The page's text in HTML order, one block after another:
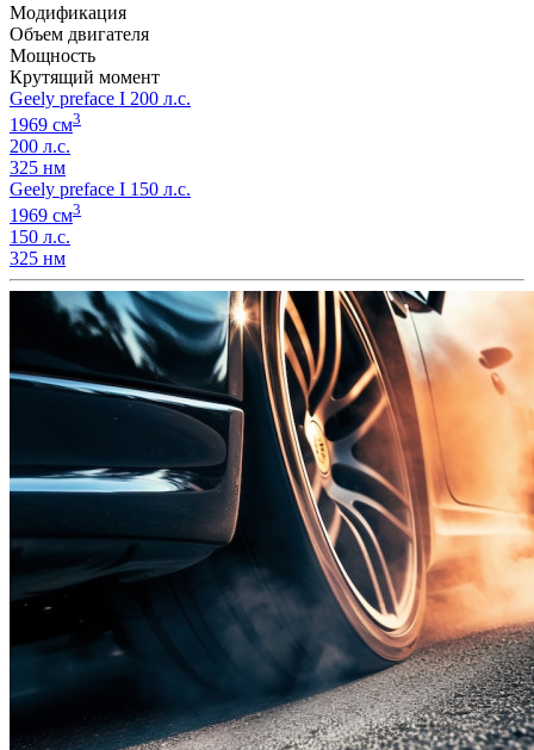
Модификация
Объем двигателя
Мощность
Крутящий момент
Geely preface I 200 л.с.
1969 см3
200 л.с.
325 нм
Geely preface I 150 л.с.
1969 см3
150 л.с.
325 нм